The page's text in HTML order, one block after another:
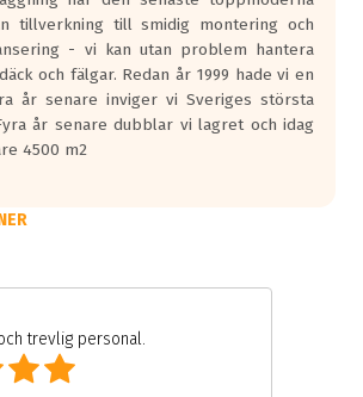
tillverkning till smidig montering och
- vi kan utan problem hantera
och fälgar. Redan år 1999 hade vi en
år senare inviger vi Sveriges största
år senare dubblar vi lagret och idag
4500 m2
trevlig personal.